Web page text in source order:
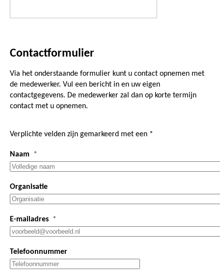
Contactformulier
Via het onderstaande formulier kunt u contact opnemen met
de medewerker. Vul een bericht in en uw eigen
contactgegevens. De medewerker zal dan op korte termijn
contact met u opnemen.
Verplichte velden zijn gemarkeerd met een *
Naam
Organisatie
E-mailadres
Telefoonnummer